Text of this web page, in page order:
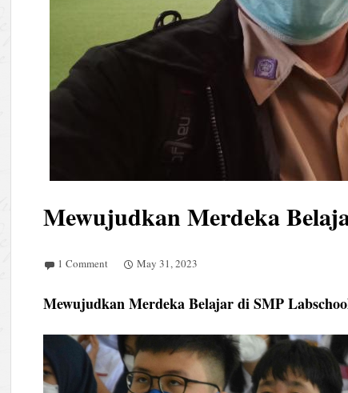
Mewujudkan Merdeka
1 Comment May 31, 2023
Mewujudkan Merdeka Belajar di SMP